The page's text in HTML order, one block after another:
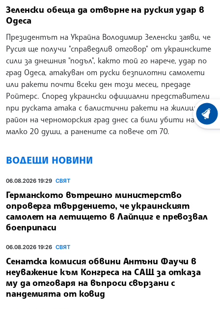
Зеленски обеща да отвърне на руския удар в
Одеса
Президентът на Украйна Володимир Зеленски заяви, че
Русия ще получи "справедлив отговор" от украинските
сили за днешния "подъл", както той го нарече, удар по
град Одеса, атакуван от руски безпилотни самолети
или ракети почти всеки ден този месец, предаде
Ройтерс. Според украински официални представители
при руската атака с балистични ракети на жилищен
район на черноморския град днес са били убити най-
малко 20 души, а ранените са повече от 70.
ВОДЕЩИ НОВИНИ
06.08.2026 19:29 СВЯТ
Германското вътрешно министерство
опроверга твърдението, че украинският
самолет на летището в Лайпциг е превозвал
боеприпаси
06.08.2026 19:26 СВЯТ
Сенатска комисия обвини Антъни Фаучи в
неуважение към Конгреса на САЩ за отказа
му да отговаря на въпроси свързани с
пандемията от ковид